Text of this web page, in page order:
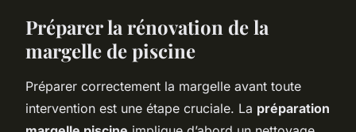
Préparer la rénovation de la
margelle de piscine
Préparer correctement la margelle avant toute
intervention est une étape cruciale. La préparation